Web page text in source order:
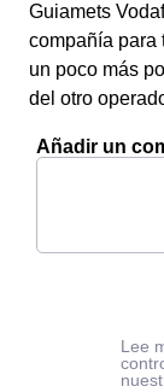
Guiamets
compañía para
un poco más
del otro
Añadir un
Lee